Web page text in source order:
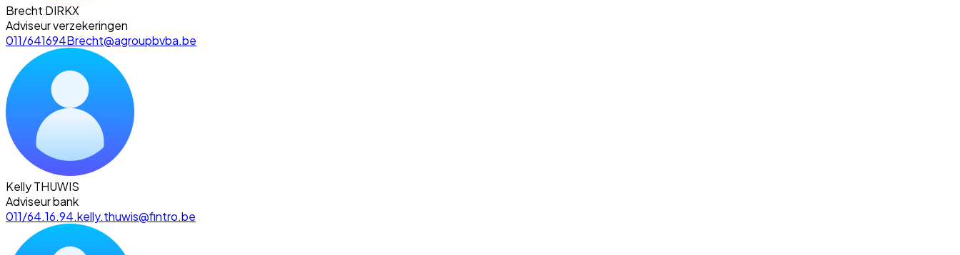
Brecht DIRKX
Adviseur verzekeringen
011/641694Brecht@agroupbvba.be
Kelly THUWIS
Adviseur bank
011/64.16.94.kelly.thuwis@fintro.be